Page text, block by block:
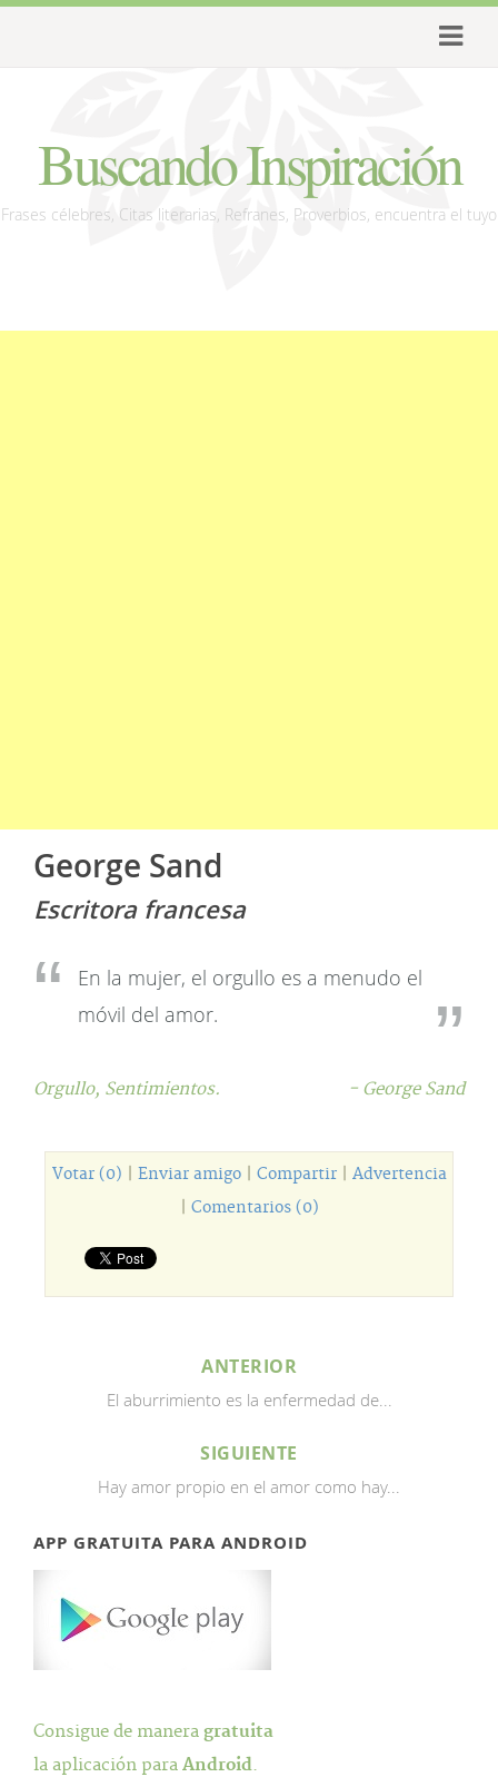
Buscando Inspiración
Frases célebres, Citas literarias, Refranes, Proverbios, encuentra el tuyo
George Sand
Escritora francesa
En la mujer, el orgullo es a menudo el
móvil del amor.
Orgullo, Sentimientos. - George Sand
Votar (0) Enviar amigo| Compartir| Advertencia
Comentarios (0)
ANTERIOR
El aburrimiento es la enfermedad de...
SIGUIENTE
Hay amor propio en el amor como hay...
APP GRATUITA PARA ANDROID
Consigue de manera gratuita
la aplicación para Android.